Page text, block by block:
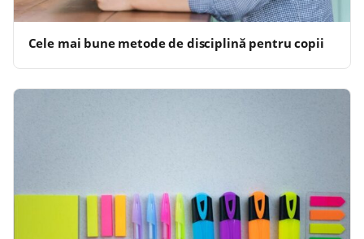
Cele mai bune metode de disciplină pentru copii